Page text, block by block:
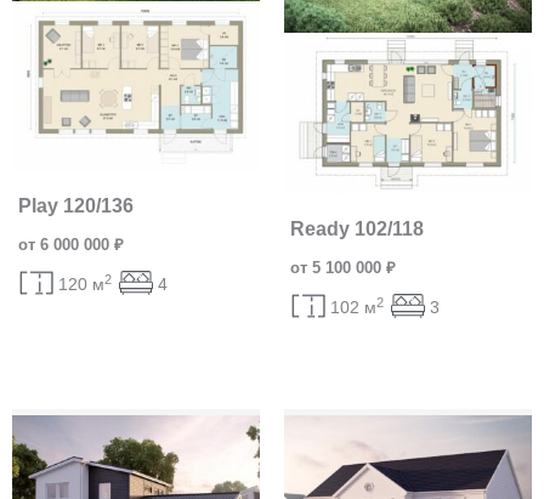
Play 120/136
от 6 000 000 ₽
120 м2 4
Ready 102/118
от 5 100 000 ₽
102 м2 3